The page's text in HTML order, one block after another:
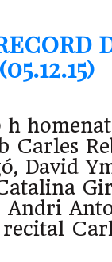
h
Carles
David
Andri